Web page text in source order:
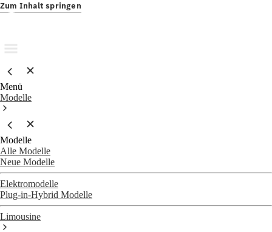
Zum Inhalt springen
Menü
Modelle
Modelle
Alle Modelle
Neue Modelle
Elektromodelle
Plug-in-Hybrid Modelle
Limousine